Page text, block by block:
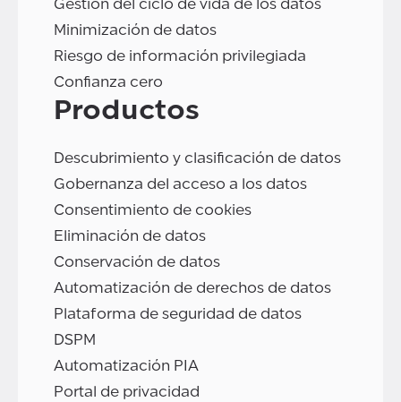
Gestión del ciclo de vida de los datos
Minimización de datos
Riesgo de información privilegiada
Confianza cero
Productos
Descubrimiento y clasificación de datos
Gobernanza del acceso a los datos
Consentimiento de cookies
Eliminación de datos
Conservación de datos
Automatización de derechos de datos
Plataforma de seguridad de datos
DSPM
Automatización PIA
Portal de privacidad